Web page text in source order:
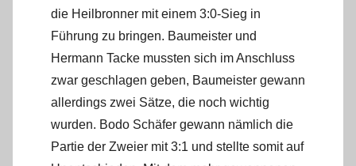
die Heilbronner mit einem 3:0-Sieg in
Führung zu bringen. Baumeister und
Hermann Tacke mussten sich im Anschluss
zwar geschlagen geben, Baumeister gewann
allerdings zwei Sätze, die noch wichtig
wurden. Bodo Schäfer gewann nämlich die
Partie der Zweier mit 3:1 und stellte somit auf